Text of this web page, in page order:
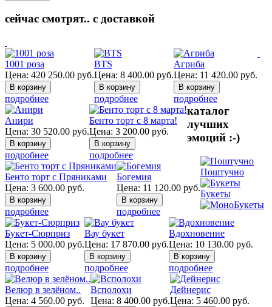
сейчас смотрят.. с доставкой
1001 роза
Цена: 420 250.00 руб.
подробнее
BTS
Цена: 8 400.00 руб.
подробнее
Агриба
Цена: 11 420.00 руб.
подробнее
Анири
Цена: 30 520.00 руб.
подробнее
Бенто торт с 8 марта!
Цена: 3 200.00 руб.
подробнее
Бенто торт с Пряниками
Цена: 3 600.00 руб.
подробнее
Богемия
Цена: 11 120.00 руб.
подробнее
Букет-Сюрприз
Цена: 5 000.00 руб.
подробнее
Вау букет
Цена: 17 870.00 руб.
подробнее
Вдохновение
Цена: 10 130.00 руб.
подробнее
Велюр в зелёном..
Цена: 4 560.00 руб.
Всполохи
Цена: 8 400.00 руб.
Дейнерис
Цена: 5 460.00 руб.
каталог
лучших
эмоций :-)
Поштучно
Букеты